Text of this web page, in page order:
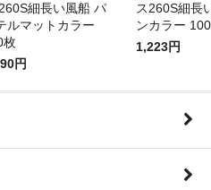
細長い風船 パ
ルマットカラー
枚
円
ス260S細長
ンカラー
1,223円